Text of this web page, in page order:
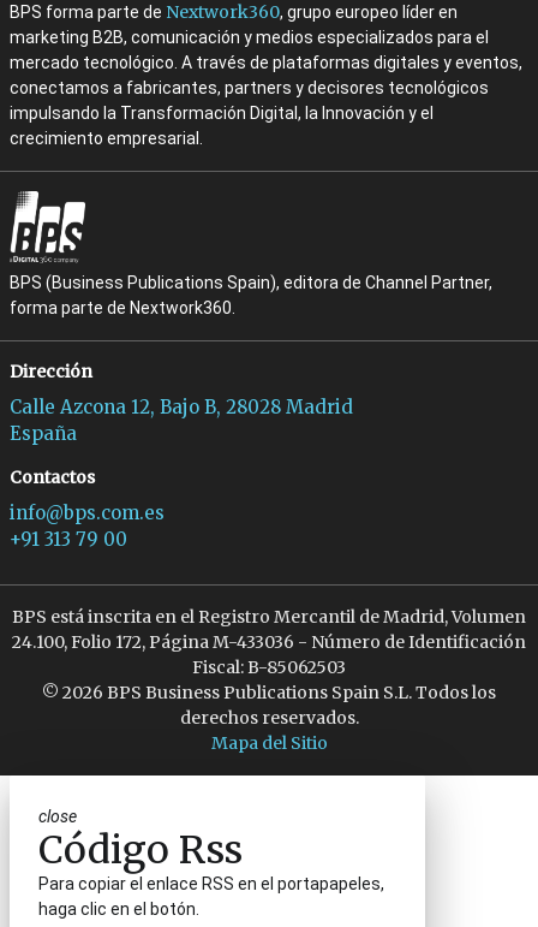
BPS forma parte de Nextwork360, grupo europeo líder en
marketing B2B, comunicación y medios especializados para el
mercado tecnológico. A través de plataformas digitales y eventos,
conectamos a fabricantes, partners y decisores tecnológicos
impulsando la Transformación Digital, la Innovación y el
crecimiento empresarial.
BPS (Business Publications Spain), editora de Channel Partner,
forma parte de Nextwork360.
Dirección
Calle Azcona 12, Bajo B, 28028 Madrid
España
Contactos
info@bps.com.es
+91 313 79 00
BPS está inscrita en el Registro Mercantil de Madrid, Volumen
24.100, Folio 172, Página M-433036 - Número de Identificación
Fiscal: B-85062503
© 2026 BPS Business Publications Spain S.L. Todos los
derechos reservados.
Mapa del Sitio
close
Código Rss
Para copiar el enlace RSS en el portapapeles,
haga clic en el botón.